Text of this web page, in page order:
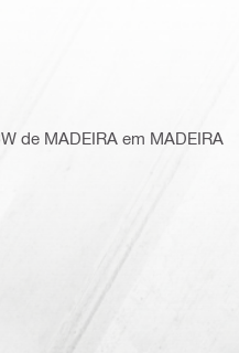
de MADEIRA em MADEIRA